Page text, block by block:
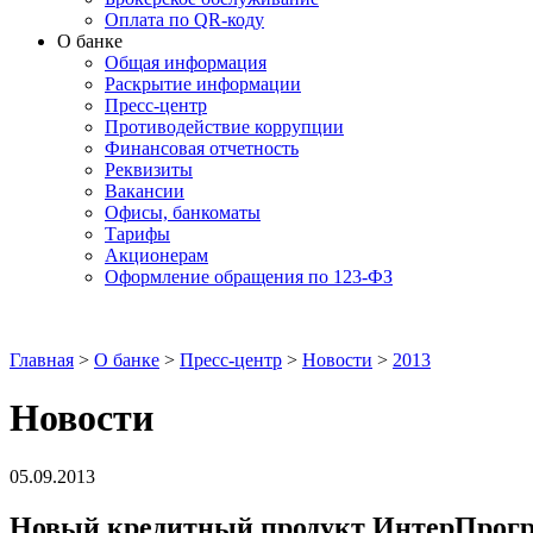
Оплата по QR-коду
О банке
Общая информация
Раскрытие информации
Пресс-центр
Противодействие коррупции
Финансовая отчетность
Реквизиты
Вакансии
Офисы, банкоматы
Тарифы
Акционерам
Оформление обращения по 123-ФЗ
Главная > О банке > Пресс-центр > Новости > 2013
Новости
05.09.2013
Новый кредитный продукт